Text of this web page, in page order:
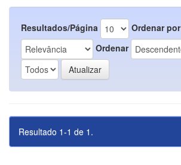
Resultados/Página
Ordenar por
Ordenar
Resultado 1-1 de 1.